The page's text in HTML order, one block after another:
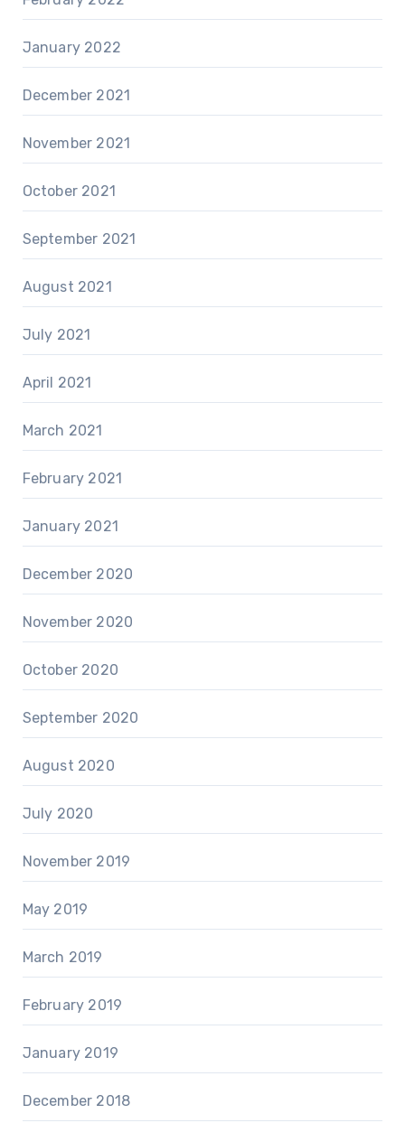
January 2022
December 2021
November 2021
October 2021
September 2021
August 2021
July 2021
April 2021
March 2021
February 2021
January 2021
December 2020
November 2020
October 2020
September 2020
August 2020
July 2020
November 2019
May 2019
March 2019
February 2019
January 2019
December 2018